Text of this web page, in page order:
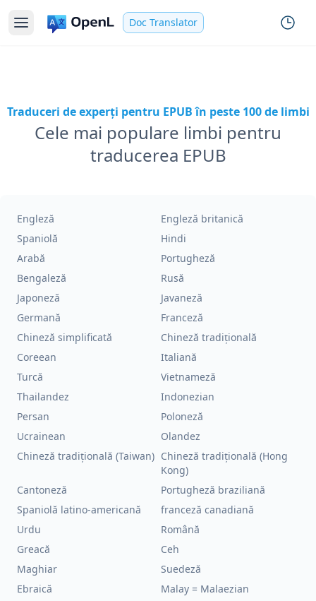
Doc Translator
Traduceri de experți pentru EPUB în peste 100 de limbi
Cele mai populare limbi pentru
traducerea EPUB
Engleză
Engleză britanică
Spaniolă
Hindi
Arabă
Portugheză
Bengaleză
Rusă
Japoneză
Javaneză
Germană
Franceză
Chineză simplificată
Chineză tradițională
Coreean
Italiană
Turcă
Vietnameză
Thailandez
Indonezian
Persan
Poloneză
Ucrainean
Olandez
Chineză tradițională (Taiwan) Chineză tradițională (Hong
Kong)
Cantoneză
Portugheză braziliană
Spaniolă latino-americană
franceză canadiană
Urdu
Română
Greacă
Ceh
Maghiar
Suedeză
Ebraică
Malay = Malaezian